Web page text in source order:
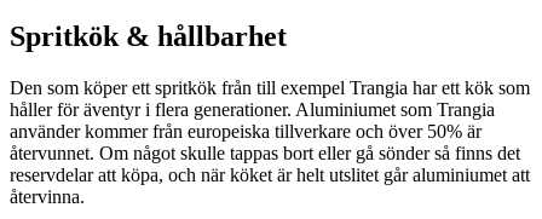
Spritkök & hållbarhet
Den som köper ett spritkök från till exempel Trangia har ett kök som
håller för äventyr i flera generationer. Aluminiumet som Trangia
använder kommer från europeiska tillverkare och över 50% är
återvunnet. Om något skulle tappas bort eller gå sönder så finns det
reservdelar att köpa, och när köket är helt utslitet går aluminiumet att
återvinna.